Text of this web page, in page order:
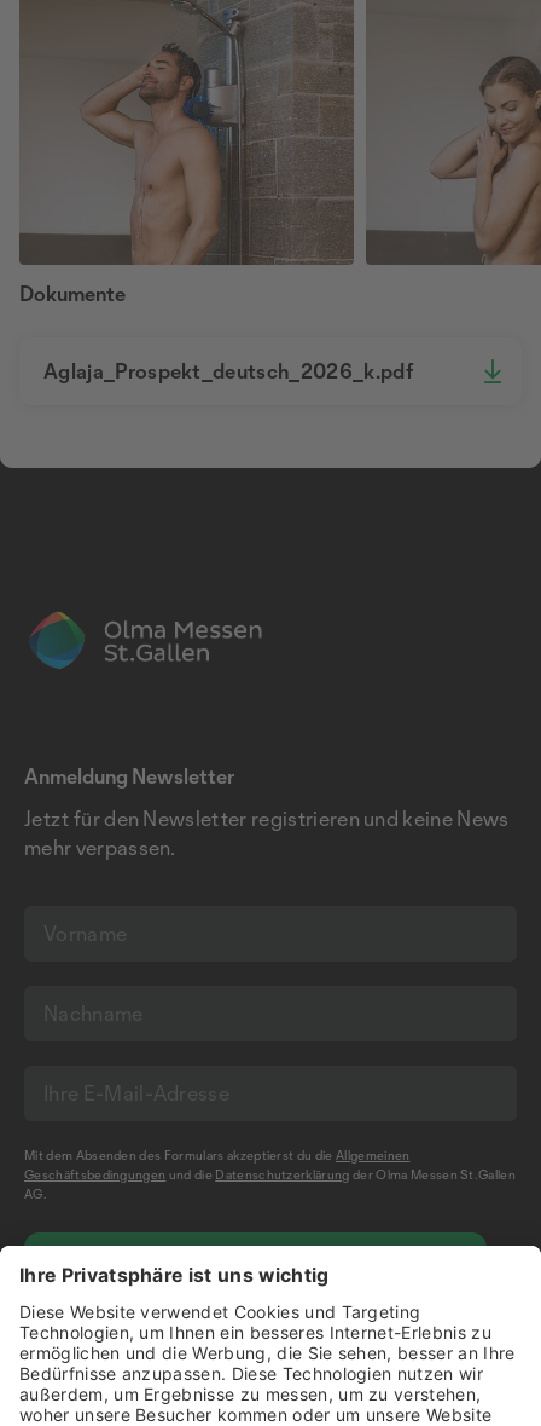
Dokumente
Aglaja_Prospekt_deutsch_2026_k.pdf
Anmeldung Newsletter
Jetzt für den Newsletter registrieren und keine News
mehr verpassen.
Mit dem Absenden des Formulars akzeptierst du dieAllgemeinen
Geschäftsbedingungen und die Datenschutzerklärung der Olma Messen St.Gallen
AG.